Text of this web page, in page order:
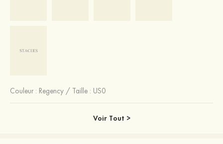
Couleur : Regency / Taille : US0
Voir Tout >